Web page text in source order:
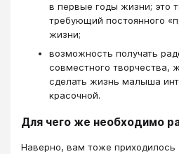
в первые годы жизни; это
требующий постоянного
жизни;
возможность получать
совместного творчества,
сделать жизнь малыша
красочной.
Для чего же необходимо
Наверно, вам тоже